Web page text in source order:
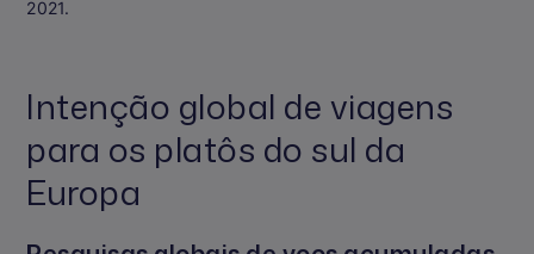
2021.
Intenção global de viagens
para os platôs do sul da
Europa